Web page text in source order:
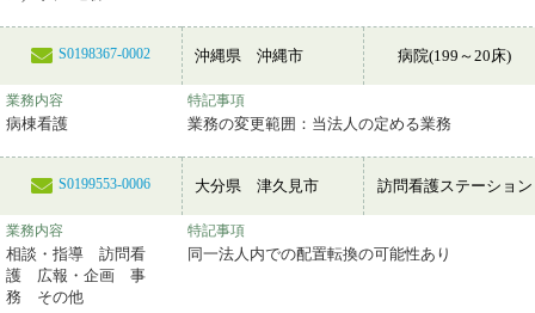
S0198367-0002 沖縄県 沖縄市 病院(199～20床)
業務内容
病棟看護
特記事項
業務の変更範囲：当法人の定める業務
S0199553-0006 大分県 津久見市 訪問看護ステーション
業務内容
相談・指導 訪問看
護 広報・企画 事
務 その他
特記事項
同一法人内での配置転換の可能性あり